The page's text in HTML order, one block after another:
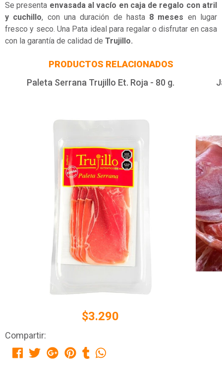
Se presenta envasada al vacío en caja de regalo con atril
y cuchillo, con una duración de hasta 8 meses en lugar
fresco y seco. Una Pata ideal para regalar o disfrutar en casa
con la garantía de calidad de Trujillo.
PRODUCTOS RELACIONADOS
Paleta Serrana Trujillo Et. Roja - 80 g.
$3.290
Compartir: